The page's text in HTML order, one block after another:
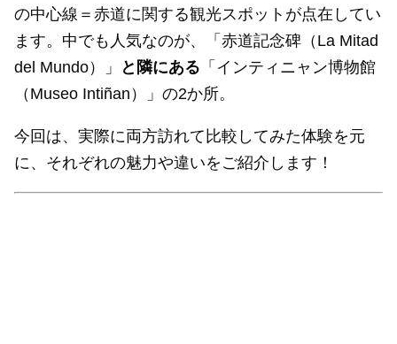
の中心線＝赤道に関する観光スポットが点在してい
ます。中でも人気なのが、「赤道記念碑（La Mitad
del Mundo）」
と隣にある 「インティニャン博物館
（Museo Intiñan）」の2か所。
今回は、実際に両方訪れて比較してみた体験を元
に、それぞれの魅力や違いをご紹介します！